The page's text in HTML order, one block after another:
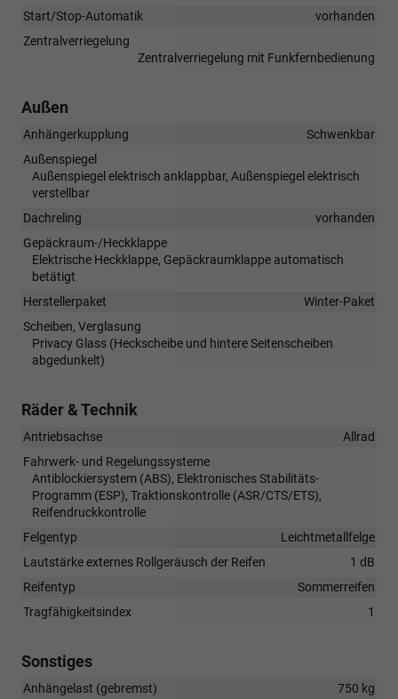
Start/Stop-Automatik
vorhanden
Zentralverriegelung
Zentralverriegelung mit Funkfernbedienung
Außen
Anhängerkupplung
Schwenkbar
Außenspiegel
Außenspiegel elektrisch anklappbar, Außenspiegel elektrisch
verstellbar
Dachreling
vorhanden
Gepäckraum-/Heckklappe
Elektrische Heckklappe, Gepäckraumklappe automatisch
betätigt
Herstellerpaket
Winter-Paket
Scheiben, Verglasung
Privacy Glass (Heckscheibe und hintere Seitenscheiben
abgedunkelt)
Räder & Technik
Antriebsachse
Allrad
Fahrwerk- und Regelungssysteme
Antiblockiersystem (ABS), Elektronisches Stabilitäts-
Programm (ESP), Traktionskontrolle (ASR/CTS/ETS),
Reifendruckkontrolle
Felgentyp
Leichtmetallfelge
Lautstärke externes Rollgeräusch der Reifen
1 dB
Reifentyp
Sommerreifen
Tragfähigkeitsindex
1
Sonstiges
Anhängelast (gebremst) 750 kg